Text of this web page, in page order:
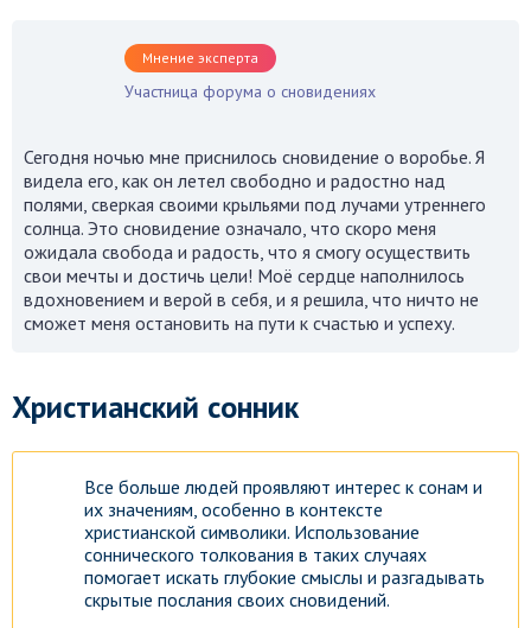
Мнение эксперта
Участница форума о сновидениях
Сегодня ночью мне приснилось сновидение о воробье. Я
видела его, как он летел свободно и радостно над
полями, сверкая своими крыльями под лучами утреннего
солнца. Это сновидение означало, что скоро меня
ожидала свобода и радость, что я смогу осуществить
свои мечты и достичь цели! Моё сердце наполнилось
вдохновением и верой в себя, и я решила, что ничто не
сможет меня остановить на пути к счастью и успеху.
Христианский сонник
Все больше людей проявляют интерес к сонам и
их значениям, особенно в контексте
христианской символики. Использование
соннического толкования в таких случаях
помогает искать глубокие смыслы и разгадывать
скрытые послания своих сновидений.